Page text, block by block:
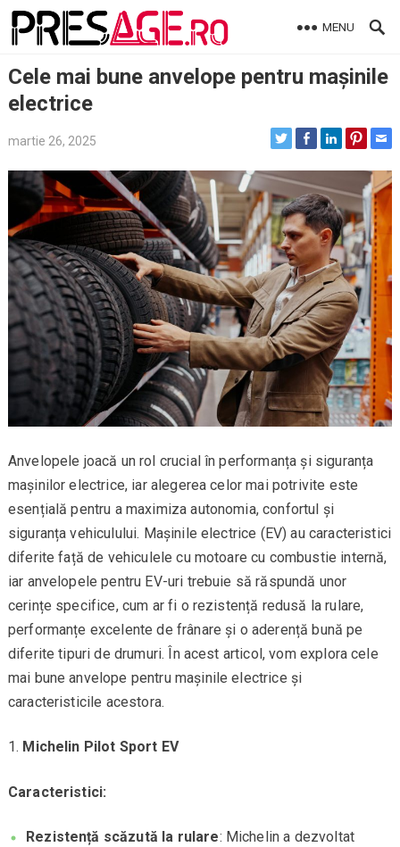
Skip
MENU
Cele mai bune anvelope pentru mașinile
electrice
martie 26, 2025
Anvelopele joacă un rol crucial în performanța și siguranța
mașinilor electrice, iar alegerea celor mai potrivite este
esențială pentru a maximiza autonomia, confortul și
siguranța vehiculului. Mașinile electrice (EV) au caracteristici
diferite față de vehiculele cu motoare cu combustie internă,
iar anvelopele pentru EV-uri trebuie să răspundă unor
cerințe specifice, cum ar fi o rezistență redusă la rulare,
performanțe excelente de frânare și o aderență bună pe
diferite tipuri de drumuri. În acest articol, vom explora cele
mai bune anvelope pentru mașinile electrice și
caracteristicile acestora.
Michelin Pilot Sport EV
Caracteristici:
Rezistență scăzută la rulare: Michelin a dezvoltat